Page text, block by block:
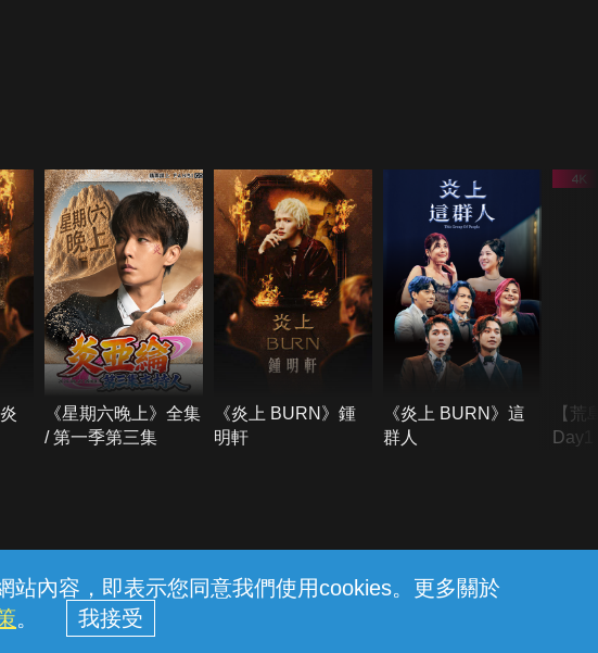
內容，即表示您同意我們使用cookies。更多關於
。
《星期六晚上》全集
/ 第一季第三集
《炎上 BURN》鍾
明軒
《炎上 BURN》這
群人
【荒
護
© 2026